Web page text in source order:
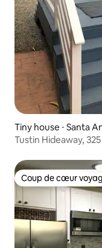
Tiny house ⋅ Santa
Tustin Hideaway,
Coup de cœur
Coup de cœur